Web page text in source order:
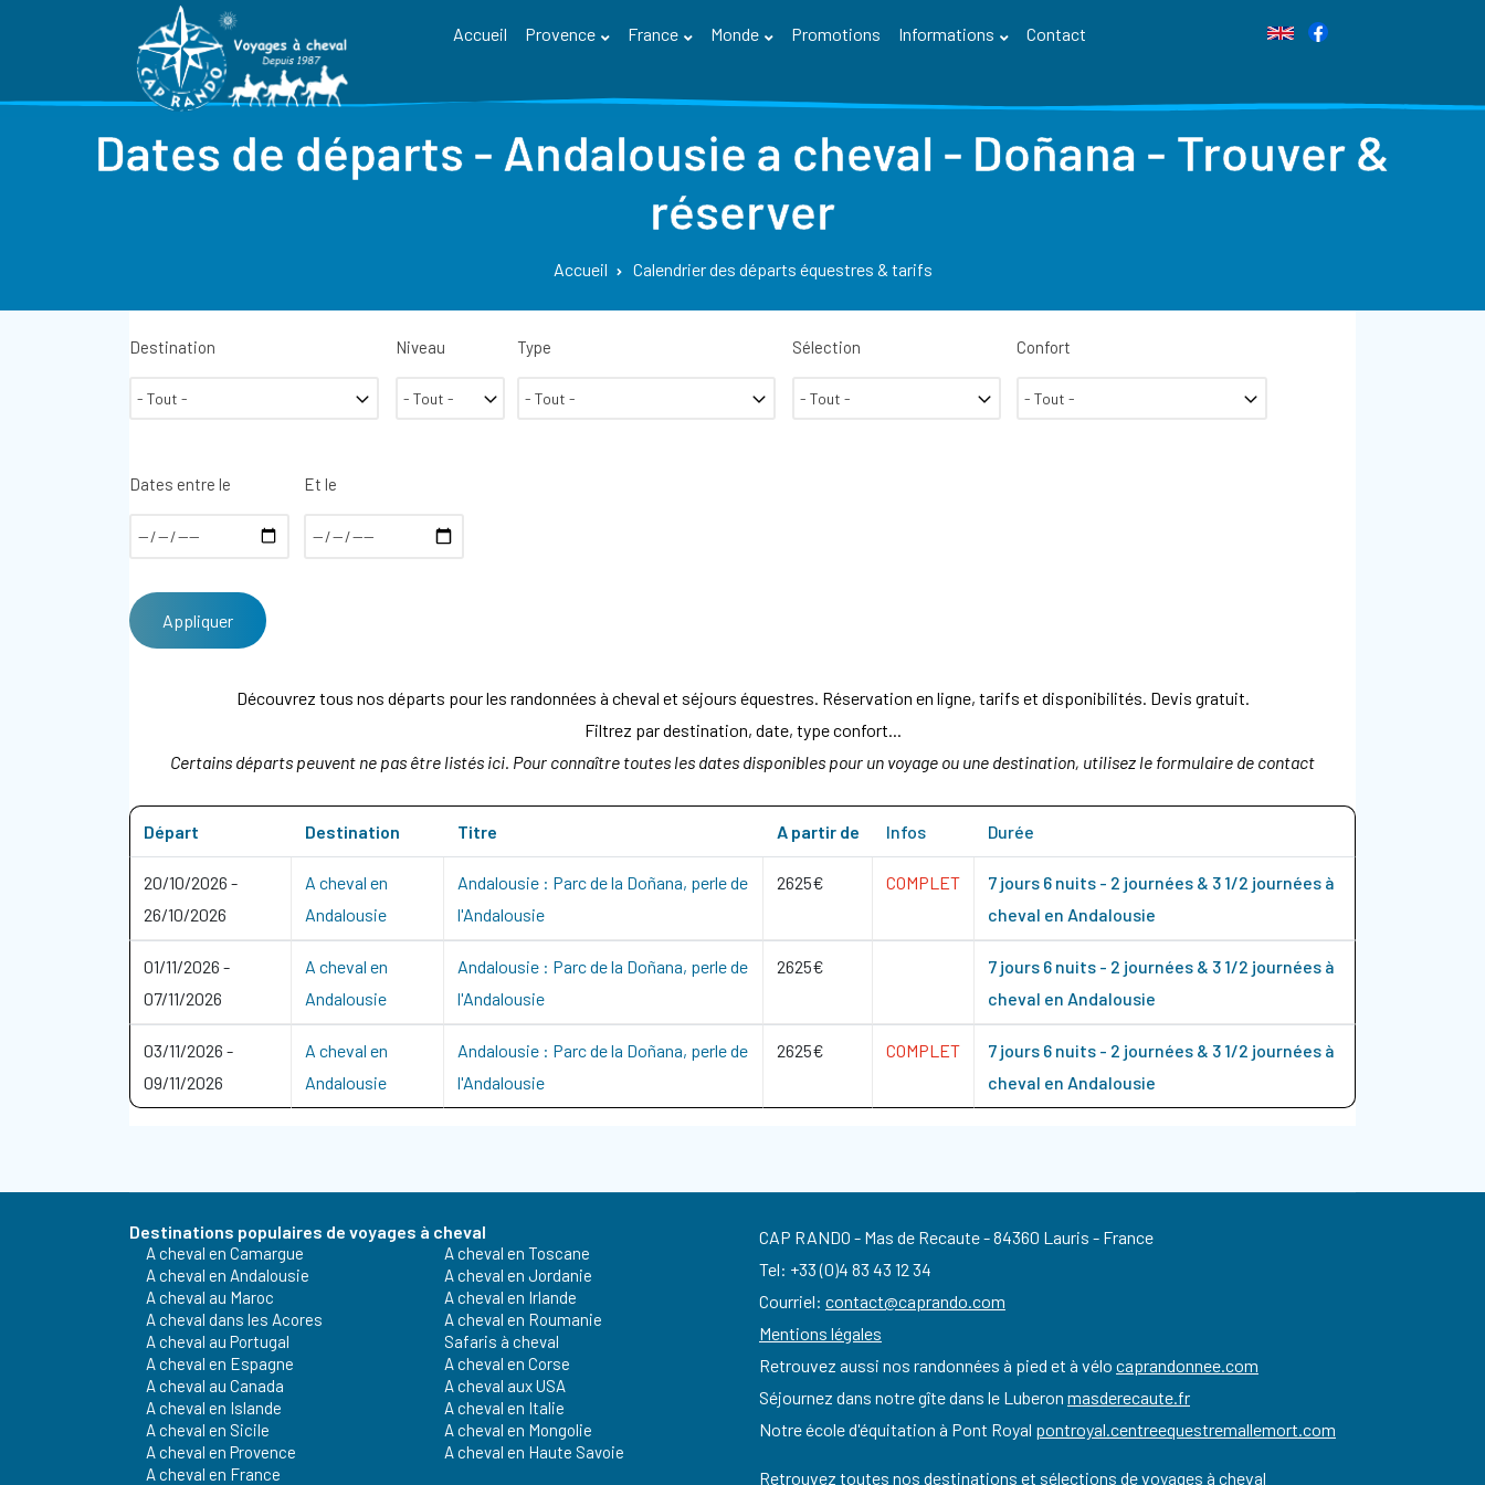
Accueil Provence France Monde Promotions Informations Contact
Dates de départs - Andalousie a cheval - Doñana - Trouver &
réserver
Accueil Calendrier des départs équestres & tarifs
Destination Niveau Type Sélection Confort
Dates entre le Et le
Découvrez tous nos départs pour les randonnées à cheval et séjours équestres. Réservation en ligne, tarifs et disponibilités. Devis gratuit.
Filtrez par destination, date, type confort...
Certains départs peuvent ne pas être listés ici. Pour connaître toutes les dates disponibles pour un voyage ou une destination, utilisez le formulaire de contact
Départ Destination Titre A partir de Infos Durée
20/10/2026 -
26/10/2026
A cheval en
Andalousie
Andalousie : Parc de la Doñana, perle de
l'Andalousie
2625€ COMPLET
7 jours 6 nuits - 2 journées & 3 1/2 journées à
cheval en Andalousie
01/11/2026 -
07/11/2026
A cheval en
Andalousie
Andalousie : Parc de la Doñana, perle de
l'Andalousie
2625€
7 jours 6 nuits - 2 journées & 3 1/2 journées à
cheval en Andalousie
03/11/2026 -
09/11/2026
A cheval en
Andalousie
Andalousie : Parc de la Doñana, perle de
l'Andalousie
2625€ COMPLET
7 jours 6 nuits - 2 journées & 3 1/2 journées à
cheval en Andalousie
Destinations populaires de voyages à cheval
A cheval en Camargue
A cheval en Toscane
A cheval en Andalousie
A cheval en Jordanie
A cheval au Maroc
A cheval en Irlande
A cheval dans les Acores
A cheval en Roumanie
A cheval au Portugal
Safaris à cheval
A cheval en Espagne
A cheval en Corse
A cheval au Canada
A cheval aux USA
A cheval en Islande
A cheval en Italie
A cheval en Sicile
A cheval en Mongolie
A cheval en Provence
A cheval en Haute Savoie
A cheval en France
CAP RANDO - Mas de Recaute - 84360 Lauris - France
Tel: +33 (0)4 83 43 12 34
Courriel: contact@caprando.com
Mentions légales
Retrouvez aussi nos randonnées à pied et à vélo caprandonnee.com
Séjournez dans notre gîte dans le Luberon masderecaute.fr
Notre école d'équitation à Pont Royal pontroyal.centreequestremallemort.com
Retrouvez toutes nos destinations et sélections de voyages à cheval